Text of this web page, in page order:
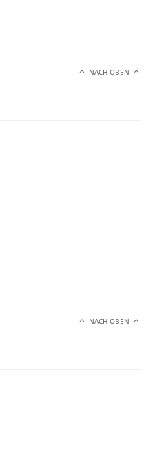
NACH OBEN
NACH OBEN